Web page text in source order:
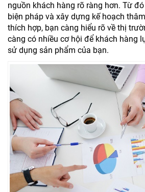
nguồn khách hàng rõ ràng hơn. Từ
biện pháp và xây dựng kế hoạch
thích hợp, bạn càng hiểu rõ về thị
càng có nhiều cơ hội để khách hàng
sử dụng sản phẩm của bạn.